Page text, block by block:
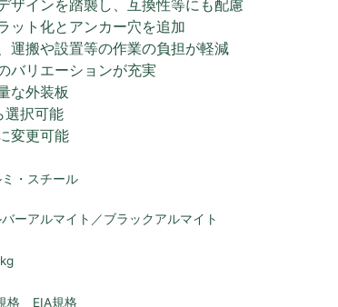
ザインを踏襲し、互換性等にも配慮
ット化とアンカー穴を追加
運搬や設置等の作業の負担が軽減
バリエーションが充実
な外装板
択可能
変更可能
・スチール
ーアルマイト／ブラックアルマイト
格 EIA規格